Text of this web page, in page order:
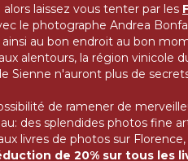
alors laissez vous tenter par les
le photographe Andrea
au bon endroit au bon
alentours, la région vinicole
Sienne n'auront plus de
de ramener de
des splendides photos fine
livres de photos sur Florence,
de 20% sur tous les